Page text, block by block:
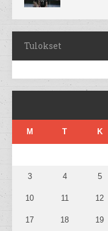
Tulokset
M T K
3 4 5
10 11 12
17 18 19